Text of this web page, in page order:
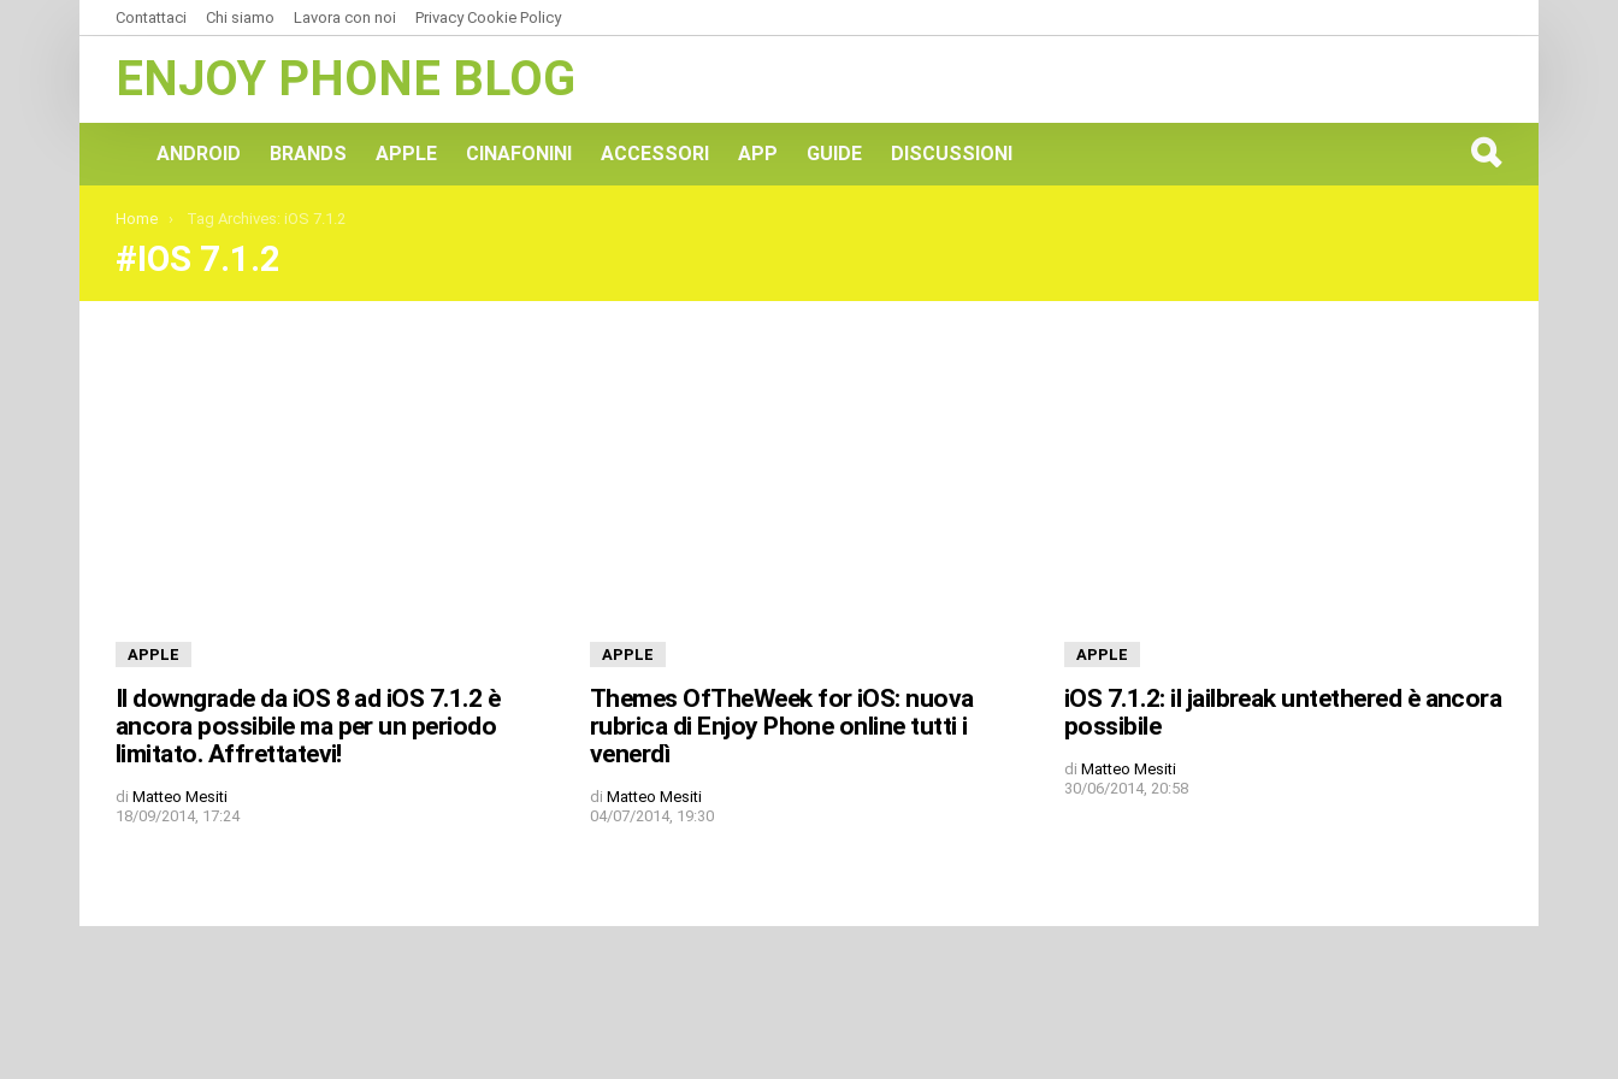
Contattaci Chi siamo Lavora con noi Privacy Cookie Policy
ENJOY PHONE BLOG
ANDROID BRANDS APPLE CINAFONINI ACCESSORI APP GUIDE DISCUSSIONI
You are here:
Home Tag Archives: iOS 7.1.2
IOS 7.1.2
APPLE
Il downgrade da iOS 8 ad iOS 7.1.2 è
ancora possibile ma per un periodo
limitato. Affrettatevi!
di Matteo Mesiti
18/09/2014, 17:24
APPLE
Themes OfTheWeek for iOS: nuova
rubrica di Enjoy Phone online tutti i
venerdì
di Matteo Mesiti
04/07/2014, 19:30
APPLE
iOS 7.1.2: il jailbreak untethered è ancora
possibile
di Matteo Mesiti
30/06/2014, 20:58